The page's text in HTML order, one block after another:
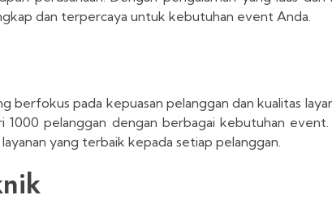
dan terpercaya untuk kebutuhan event Anda.
berfokus pada kepuasan pelanggan dan kualitas
1000 pelanggan dengan berbagai kebutuhan event.
yang terbaik kepada setiap pelanggan.